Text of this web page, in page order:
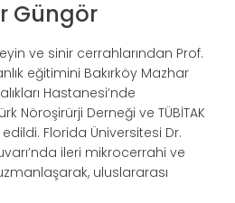
Güngör
ve sinir cerrahlarından Prof.
eğitimini Bakırköy Mazhar
Hastanesi’nde
Nöroşirürji Derneği ve TÜBİTAK
Florida Üniversitesi Dr.
ileri mikrocerrahi ve
uluslararası